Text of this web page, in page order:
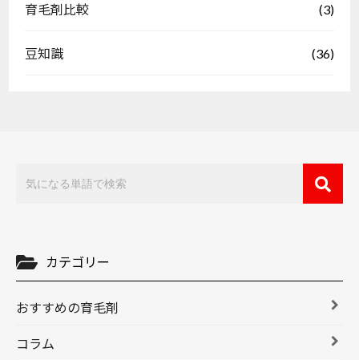
育毛剤比較 (3)
豆知識 (36)
カテゴリー
おすすめの育毛剤
コラム